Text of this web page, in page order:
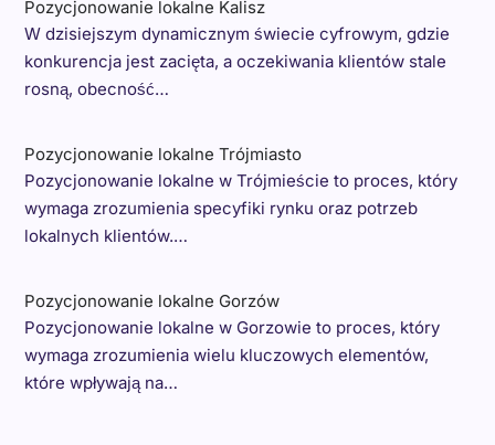
Pozycjonowanie lokalne Kalisz
W dzisiejszym dynamicznym świecie cyfrowym, gdzie
konkurencja jest zacięta, a oczekiwania klientów stale
rosną, obecność…
Pozycjonowanie lokalne Trójmiasto
Pozycjonowanie lokalne w Trójmieście to proces, który
wymaga zrozumienia specyfiki rynku oraz potrzeb
lokalnych klientów.…
Pozycjonowanie lokalne Gorzów
Pozycjonowanie lokalne w Gorzowie to proces, który
wymaga zrozumienia wielu kluczowych elementów,
które wpływają na…